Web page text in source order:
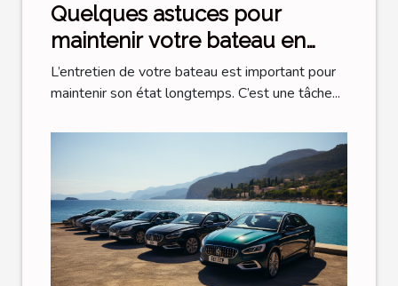
Quelques astuces pour
maintenir votre bateau en
bon état
L’entretien de votre bateau est important pour
maintenir son état longtemps. C’est une tâche...